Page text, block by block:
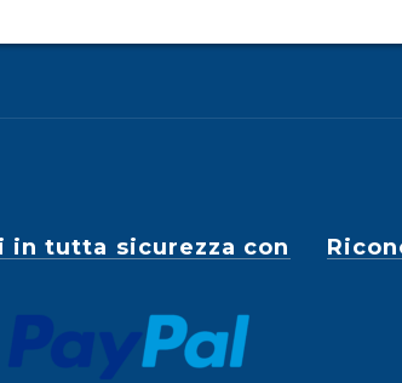
in tutta sicurezza con